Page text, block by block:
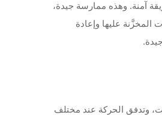
آمنة. وهذه ممارسة جيدة،
المخزَّنة عليها وإعادة
وتدفق الحركة عند مختلف